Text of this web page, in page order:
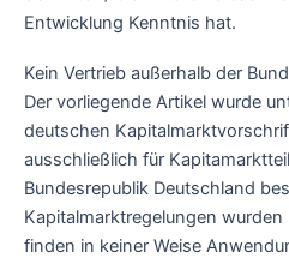
Entwicklung Kenntnis hat.
Kein Vertrieb außerhalb der
Der vorliegende Artikel wurde
deutschen
ausschließlich für
Bundesrepublik Deutschland
Kapitalmarktregelungen
finden in keiner Weise